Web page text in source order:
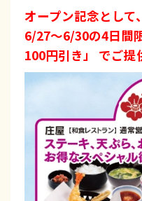
オープン記念として、
6/27～6/30の4日間
100円引き」 でご提